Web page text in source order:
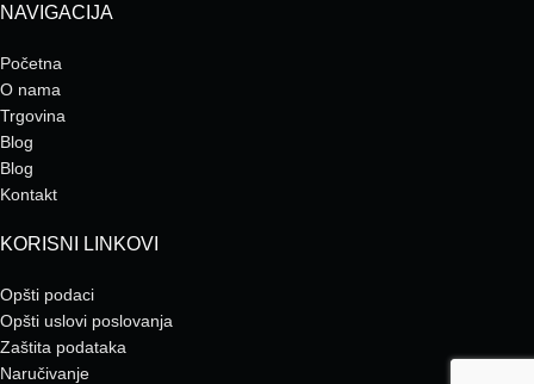
NAVIGACIJA
Početna
O nama
Trgovina
Blog
Blog
Kontakt
KORISNI LINKOVI
Opšti podaci
Opšti uslovi poslovanja
Zaštita podataka
Naručivanje